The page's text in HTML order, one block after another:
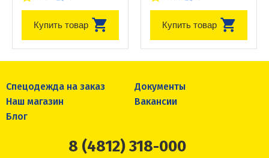
Купить товар Купить товар
Спецодежда на заказ
Документы
Наш магазин
Вакансии
Блог
8 (4812) 318-000